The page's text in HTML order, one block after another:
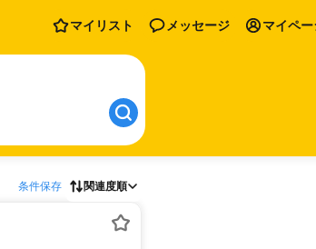
マイリスト メッセージ マイペー
条件保存 関連度順